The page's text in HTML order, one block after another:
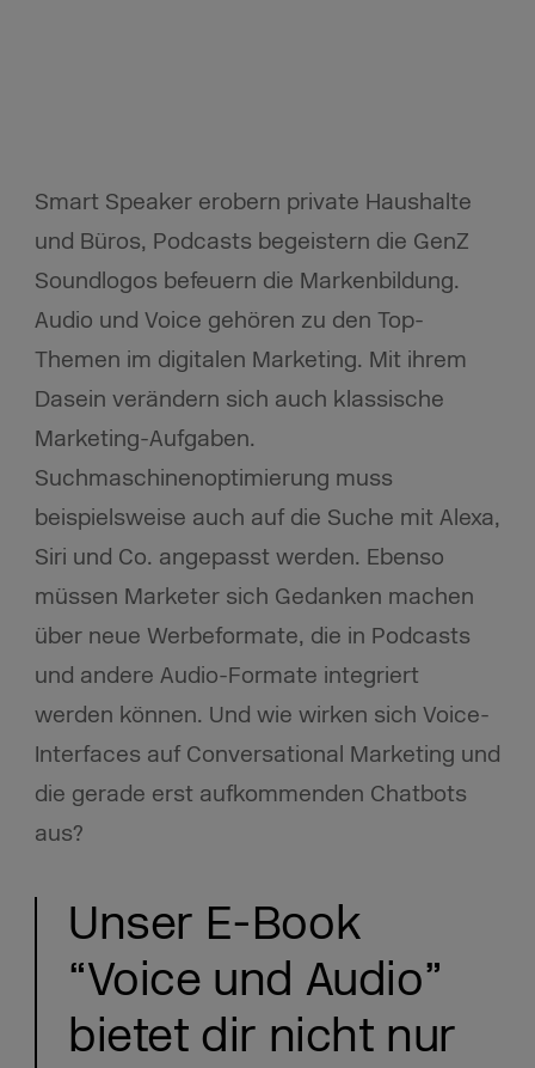
Smart Speaker erobern private Haushalte
und Büros, Podcasts begeistern die GenZ
Soundlogos befeuern die Markenbildung.
Audio und Voice gehören zu den Top-
Themen im digitalen Marketing. Mit ihrem
Dasein verändern sich auch klassische
Marketing-Aufgaben.
Suchmaschinenoptimierung muss
beispielsweise auch auf die Suche mit Alexa,
Siri und Co. angepasst werden. Ebenso
müssen Marketer sich Gedanken machen
über neue Werbeformate, die in Podcasts
und andere Audio-Formate integriert
werden können. Und wie wirken sich Voice-
Interfaces auf Conversational Marketing und
die gerade erst aufkommenden Chatbots
aus?
Unser E-Book
“Voice und Audio”
bietet dir nicht nur